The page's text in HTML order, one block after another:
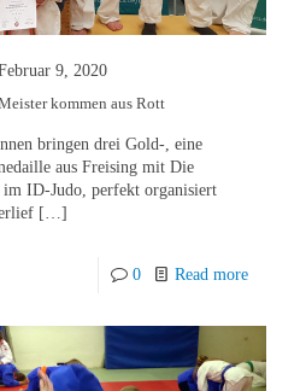
9, 2020
kommen aus Rott
bringen drei Gold-, eine
aus Freising mit Die
im ID-Judo, perfekt organisiert
[…]
0 Read more